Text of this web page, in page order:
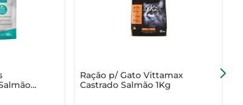
Ração p/ Gato Vittamax
Castrado Salmão 1Kg